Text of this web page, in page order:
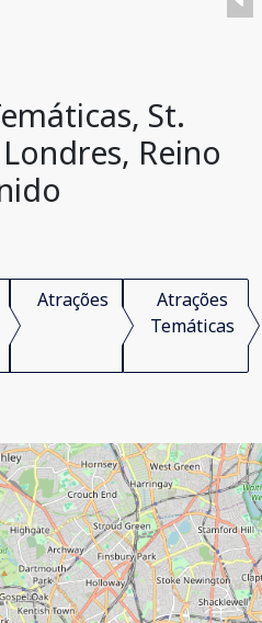
St.
Reino
Atrações
Atrações
Temáticas